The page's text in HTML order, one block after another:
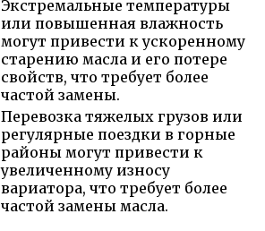
Экстремальные температуры
или повышенная влажность
могут привести к ускоренному
старению масла и его потере
свойств, что требует более
частой замены.
Перевозка тяжелых грузов или
регулярные поездки в горные
районы могут привести к
увеличенному износу
вариатора, что требует более
частой замены масла.